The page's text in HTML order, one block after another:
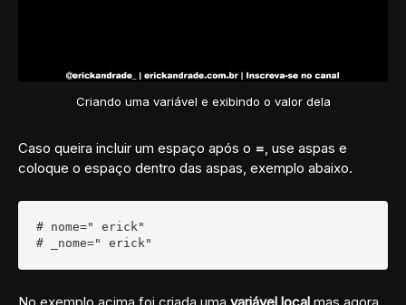
Criando uma variável e exibindo o valor dela
Caso queira incluir um espaço após o = , use aspas e
coloque o espaço dentro das aspas, exemplo abaixo.
# nome=" erick"
# _nome=" erick"